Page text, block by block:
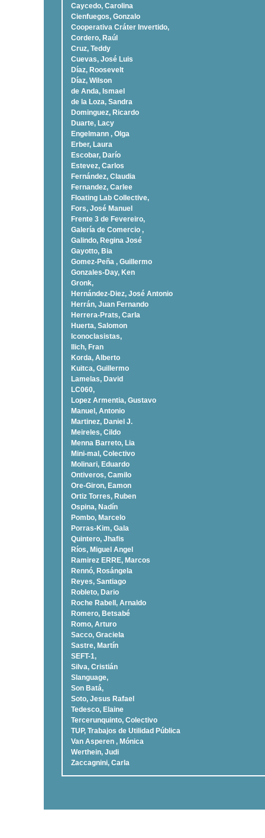
Caycedo, Carolina
Cienfuegos, Gonzalo
Cooperativa Cráter Invertido,
Cordero, Raúl
Cruz, Teddy
Cuevas, José Luis
Díaz, Roosevelt
Dí­az, Wilson
de Anda, Ismael
de la Loza, Sandra
Dominguez, Ricardo
Duarte, Lacy
Engelmann , Olga
Erber, Laura
Escobar, Darío
Estevez, Carlos
Fernández, Claudia
Fernandez, Carlee
Floating Lab Collective,
Fors, José Manuel
Frente 3 de Fevereiro,
Galería de Comercio ,
Galindo, Regina José
Gayotto, Bia
Gomez-Peña , Guillermo
Gonzales-Day, Ken
Gronk,
Hernández-Diez, José Antonio
Herrán, Juan Fernando
Herrera-Prats, Carla
Huerta, Salomon
Iconoclasistas,
Ilich, Fran
Korda, Alberto
Kuitca, Guillermo
Lamelas, David
LC060,
Lopez Armentia, Gustavo
Manuel, Antonio
Martinez, Daniel J.
Meireles, Cildo
Menna Barreto, Lia
Mini-mal, Colectivo
Molinari, Eduardo
Ontiveros, Camilo
Ore-Giron, Eamon
Ortiz Torres, Ruben
Ospina, Nadí­n
Pombo, Marcelo
Porras-Kim, Gala
Quintero, Jhafis
Rí­os, Miguel Angel
Ramirez ERRE, Marcos
Rennó, Rosángela
Reyes, Santiago
Robleto, Dario
Roche Rabell, Arnaldo
Romero, Betsabé
Romo, Arturo
Sacco, Graciela
Sastre, Martí­n
SEFT-1,
Silva, Cristián
Slanguage,
Son Batá,
Soto, Jesus Rafael
Tedesco, Elaine
Tercerunquinto, Colectivo
TUP, Trabajos de Utilidad Pública
Van Asperen , Mónica
Werthein, Judi
Zaccagnini, Carla